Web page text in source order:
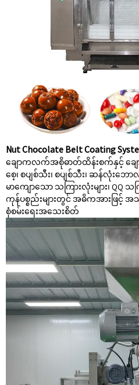
Nut Chocolate Belt Coating
ချောကလက်အစိုဓာတ်ထိန်းစက်နှင့် ချ
စေ့၊ စပျစ်သီး၊ စပျစ်သီး၊ ဆန်လုံးဘော
မာကျောသော သကြားလုံးများ၊
ကုန်ပစ္စည်းများတွင် အဓိကအားဖြင့်
စုံစမ်းရေးအသေးစိတ်